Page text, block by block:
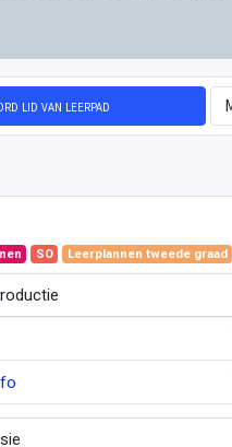
lid van leerpad
SO Leerplannen tweede graad